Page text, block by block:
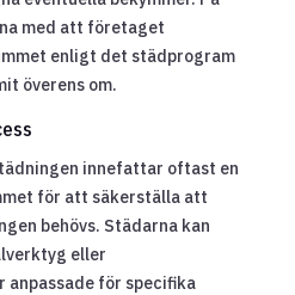
med att företaget
enligt det städprogram
överens om.
innefattar oftast en
för att säkerställa att
behövs. Städarna kan
eller
anpassade för specifika